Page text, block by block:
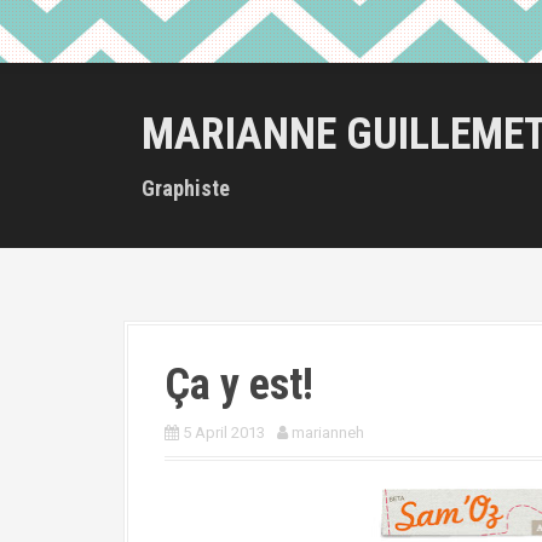
MARIANNE
Graphiste
Ça y est!
5 April 2013 marianneh